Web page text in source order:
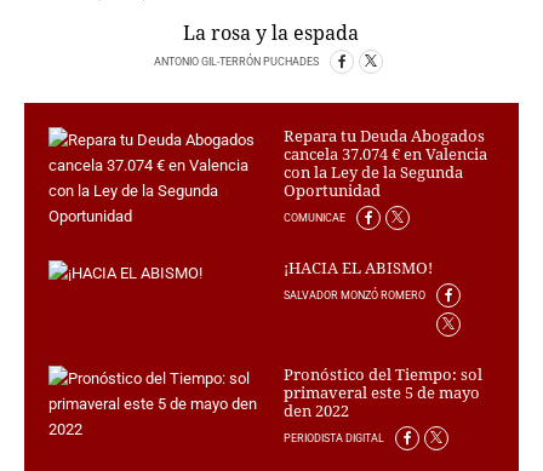
CRIMEN Y CASTIGO
RELIGION
TRAVELLERS
EXPERTOS
GASTRONOMÍA
SALUD
DIRECTORIOS
LO ÚLTIMO
La rosa y la espada
ANTONIO GIL-TERRÓN PUCHADES
Repara tu Deuda Abogados
cancela 37.074 € en Valencia
con la Ley de la Segunda
Oportunidad
COMUNICAE
¡HACIA EL ABISMO!
SALVADOR MONZÓ ROMERO
Pronóstico del Tiempo: sol
primaveral este 5 de mayo
den 2022
PERIODISTA DIGITAL